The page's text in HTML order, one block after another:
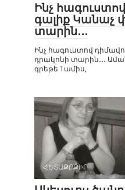
Ինչ
գալիք Կանաչ
տարին․․․
Ինչ հագուստով
դրակոնի տարին․․․
գրեթե 1ամիս,
ՀԵՏԱՔՐՔԻՐ